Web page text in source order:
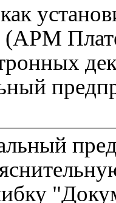
(АРМ